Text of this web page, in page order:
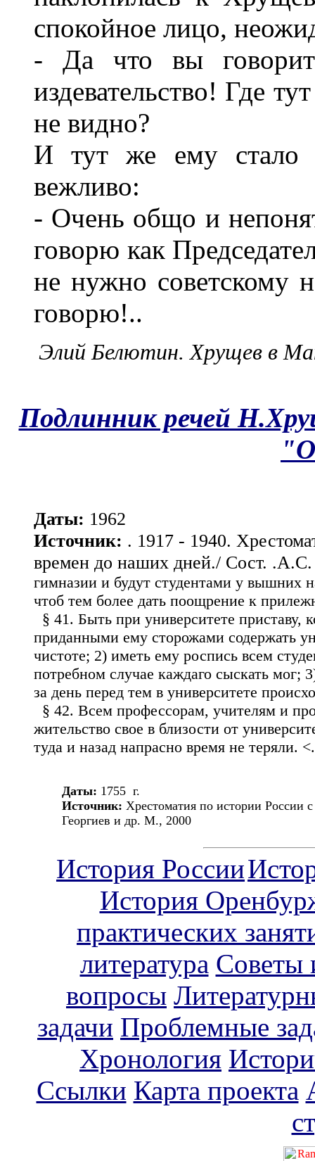
спокойное лицо,
- Да что вы
издевательство! Где
не видно?
И тут же ему стало
вежливо:
- Очень общо и
говорю как
не нужно советскому
говорю!..
Элий Белютин. Хрущев в
Подлинник речей
Даты: 1962
Источник: . 1917 - 1940.
времен до наших дней./ Сост.
гимназии и будут студентами у вышних
чтоб тем более дать поощрение к
§ 41. Быть при университете приставу,
приданными ему сторожами содержать
чистоте; 2) иметь ему роспись всем
потребном случае каждаго сыскать мог;
за день перед тем в университете
§ 42. Всем профессорам, учителям и
жительство свое в близости от
туда и назад напрасно время не теряли.
Даты: 1755 г.
Источник: Хрестоматия по истории
Георгиев и др. М., 2000
История России
История
практических
литература Советы
вопросы
задачи Проблемные
Хронология
Ссылки Карта проекта